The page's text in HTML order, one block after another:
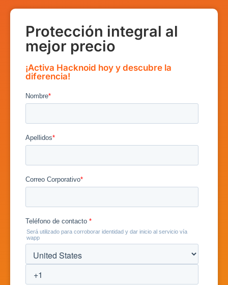
Protección integral al
mejor precio
¡Activa Hacknoid hoy y descubre la
diferencia!